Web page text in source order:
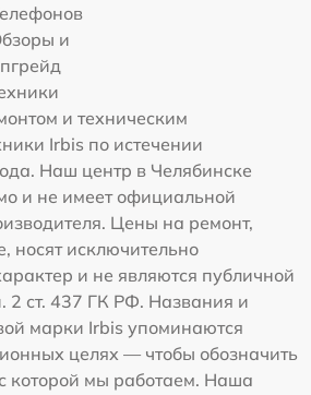
и
и техническим
Irbis по истечении
Наш центр в Челябинске
и не имеет официальной
Цены на ремонт,
носят исключительно
и не являются публичной
2 ст. 437 ГК РФ. Названия и
марки Irbis упоминаются
целях — чтобы обозначить
которой мы работаем. Наша